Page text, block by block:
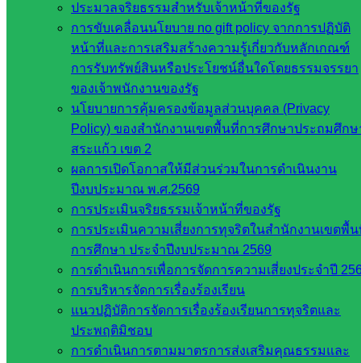
ประมวลจริยธรรมสำหรับเจ้าหน้าที่ของรัฐ
การขับเคลื่อนนโยบาย no gift policy จากการปฏิบัติ
หน้าที่และการเสริมสร้างความรู้เกี่ยวกับหลักเกณฑ์
การรับทรัพย์สินหรือประโยชน์อื่นใดโดยธรรมจรรยา
ของเจ้าพนักงานของรัฐ
นโยบายการคุ้มครองข้อมูลส่วนบุคคล (Privacy
Policy) ของสำนักงานเขตพื้นที่การศึกษาประถมศึกษ
สระแก้ว เขต 2
ผลการเปิดโอกาสให้มีส่วนร่วมในการดำเนินงาน
ปีงบประมาณ พ.ศ.2569
การประเมินจริยธรรมเจ้าหน้าที่ของรัฐ
การประเมินความเสี่ยงการทุจริตในสำนักงานเขตพื้
การศึกษา ประจำปีงบประมาณ 2569
การดำเนินการเพื่อการจัดการความเสี่ยงประจำปี
การบริหารจัดการเรื่องร้องเรียน
แนวปฏิบัติการจัดการเรื่องร้องเรียนการทุจริตและ
ประพฤติมิชอบ
การดำเนินการตามมาตรการส่งเสริมคุณธรรมและ
กรรมการ
การ
อาชีวศึกษา
สำนักงาน
กรรมการ
การศึกษา
ขั้นพื้น
ฐาน
รายชื่อ
มหาวิทยาลัย
ประเทศไทย
เว็บไซต์
สำนักต่าง
ๆ ใน
เว็บไซต์